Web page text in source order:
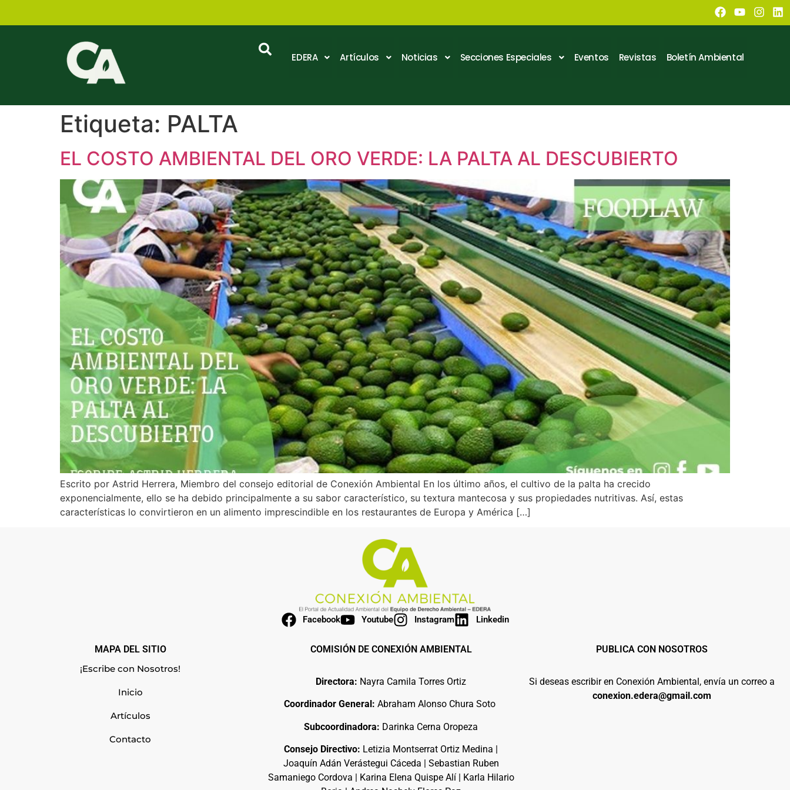
EDERA Artículos Noticias Secciones Especiales Eventos Revistas Boletín Ambiental
Etiqueta: PALTA
EL COSTO AMBIENTAL DEL ORO VERDE: LA PALTA AL DESCUBIERTO
Escrito por Astrid Herrera, Miembro del consejo editorial de Conexión Ambiental En los último años, el cultivo de la palta ha crecido
exponencialmente, ello se ha debido principalmente a su sabor característico, su textura mantecosa y sus propiedades nutritivas. Así, estas
características lo convirtieron en un alimento imprescindible en los restaurantes de Europa y América […]
Facebook Youtube Instagram Linkedin
MAPA DEL SITIO
¡Escribe con Nosotros!
Inicio
Artículos
Contacto
COMISIÓN DE CONEXIÓN AMBIENTAL
Directora: Nayra Camila Torres Ortiz
Coordinador General:Abraham Alonso Chura Soto
Subcoordinadora: Darinka Cerna Oropeza
Consejo Directivo: Letizia Montserrat Ortiz Medina |
Joaquín Adán Verástegui Cáceda | Sebastian Ruben
Samaniego Cordova | Karina Elena Quispe Alí | Karla Hilario
PUBLICA CON NOSOTROS
Si deseas escribir en Conexión Ambiental, envía un correo a
conexion.edera@gmail.com